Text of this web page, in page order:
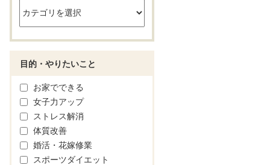
目的・やりたいこと
お家でできる
女子力アップ
ストレス解消
体質改善
婚活・花嫁修業
スポーツダイエット